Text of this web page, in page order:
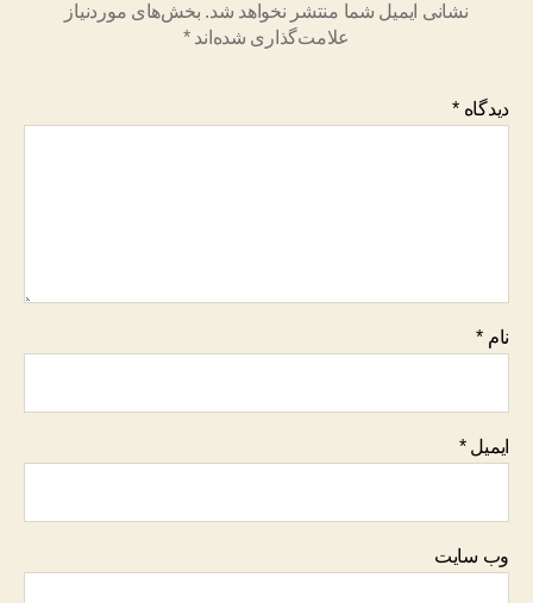
نشانی ایمیل شما منتشر نخواهد شد. بخش‌های موردنیاز
علامت‌گذاری شده‌اند*
دیدگاه*
نام *
ایمیل*
وب‌ سایت